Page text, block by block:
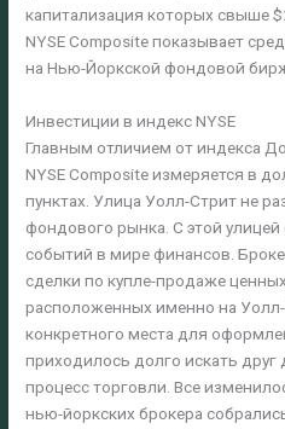
капитализация которых свыше
NYSE Composite показывает
на Нью-Йоркской фондовой
Инвестиции в индекс NYSE
Главным отличием от индекса
NYSE Composite измеряется в
пунктах. Улица Уолл-Стрит не
фондового рынка. С этой
событий в мире финансов.
сделки по купле-продаже
расположенных именно на Уолл-
конкретного места для
приходилось долго искать друг
процесс торговли. Все
нью-йоркских брокера